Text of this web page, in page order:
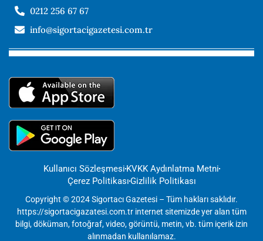
0212 256 67 67
info@sigortacigazetesi.com.tr
Kullanıcı SözleşmesiKVKK Aydınlatma Metni
Çerez PolitikasıGizlilik Politikası
Copyright © 2024 Sigortacı Gazetesi – Tüm hakları saklıdır.
https://sigortacigazatesi.com.tr internet sitemizde yer alan tüm
bilgi, döküman, fotoğraf, video, görüntü, metin, vb. tüm içerik izin
alınmadan kullanılamaz.